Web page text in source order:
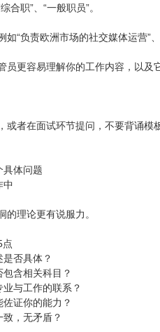
合职”、“一般职员”。
“负责欧洲市场的社交媒体运营”
员更容易理解你的工作内容，以及
或者在面试环节提问，不要背诵模板
具体问题
中
的理论更有说服力。
点
否具体？
含相关科目？
与工作的联系？
证你的能力？
，无矛盾？